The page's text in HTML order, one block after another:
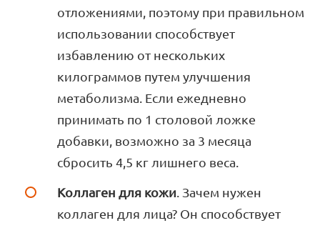
отложениями, поэтому при правильном
использовании способствует
избавлению от нескольких
килограммов путем улучшения
метаболизма. Если ежедневно
принимать по 1 столовой ложке
добавки, возможно за 3 месяца
сбросить 4,5 кг лишнего веса.
Коллаген для кожи . Зачем нужен
коллаген для лица? Он способствует